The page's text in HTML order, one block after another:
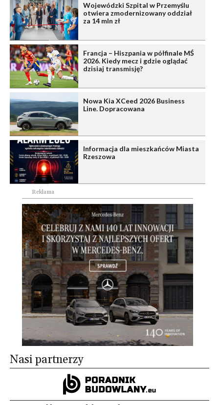
Wojewódzki Szpital w Przemyślu
otwiera zmodernizowany oddział
za 14 mln zł
Francja – Hiszpania w półfinale MŚ
2026. Kiedy mecz i gdzie oglądać
dzisiaj transmisję?
Nowa Kia XCeed 2026 Business
Line. Dopracowana
Informacja dla mieszkańców Miasta
Rzeszowa
Reklama
Nasi partnerzy